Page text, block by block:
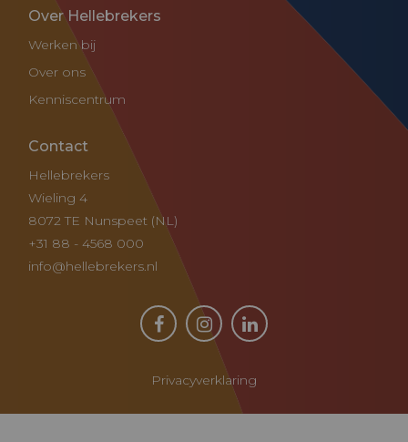
Over Hellebrekers
Werken bij
Over ons
Kenniscentrum
Contact
Hellebrekers
Wieling 4
8072 TE Nunspeet (NL)
+31 88 - 4568 000
info@hellebrekers.nl
Privacyverklaring